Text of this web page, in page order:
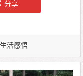
分享
生活感悟